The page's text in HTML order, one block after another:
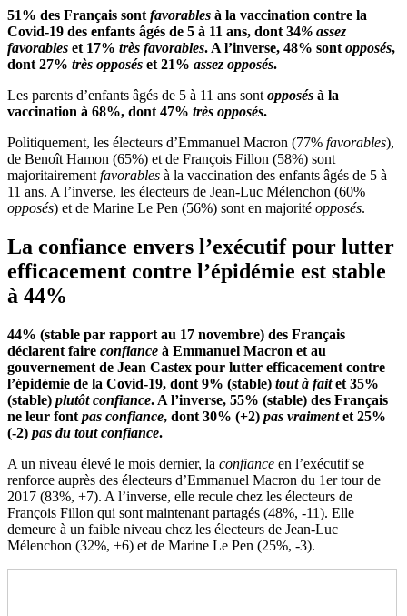
51% des Français sont favorables à la vaccination contre la
Covid-19 des enfants âgés de 5 à 11 ans, dont 34% assez
favorables et 17% très favorables. A l’inverse, 48% sont opposés,
dont 27% très opposés et 21% assez opposés.
Les parents d’enfants âgés de 5 à 11 ans sont opposés à la
vaccination à 68%, dont 47% très opposés.
Politiquement, les électeurs d’Emmanuel Macron (77% favorables),
de Benoît Hamon (65%) et de François Fillon (58%) sont
majoritairement favorables à la vaccination des enfants âgés de 5 à
11 ans. A l’inverse, les électeurs de Jean-Luc Mélenchon (60%
opposés) et de Marine Le Pen (56%) sont en majorité opposés.
La confiance envers l’exécutif pour lutter
efficacement contre l’épidémie est stable
à 44%
44% (stable par rapport au 17 novembre) des Français
déclarent faire confiance à Emmanuel Macron et au
gouvernement de Jean Castex pour lutter efficacement contre
l’épidémie de la Covid-19, dont 9% (stable) tout à faitet 35%
(stable) plutôt confiance. A l’inverse, 55% (stable) des Français
ne leur font pas confiance, dont 30% (+2) pas vraimentet 25%
(-2) pas du tout confiance.
A un niveau élevé le mois dernier, la confiance en l’exécutif se
renforce auprès des électeurs d’Emmanuel Macron du 1er tour de
2017 (83%, +7). A l’inverse, elle recule chez les électeurs de
François Fillon qui sont maintenant partagés (48%, -11). Elle
demeure à un faible niveau chez les électeurs de Jean-Luc
Mélenchon (32%, +6) et de Marine Le Pen (25%, -3).